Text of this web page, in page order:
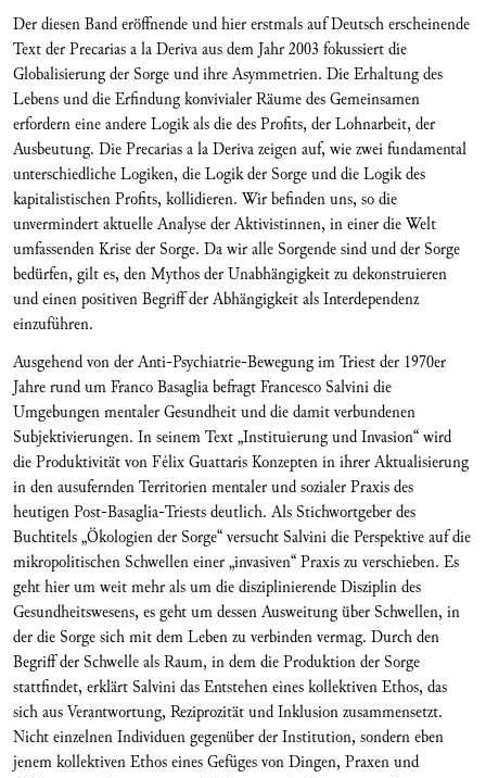
Der diesen Band eröffnende und hier erstmals auf Deutsch erscheinende
Text der Precarias a la Deriva aus dem Jahr 2003 fokussiert die
Globalisierung der Sorge und ihre Asymmetrien. Die Erhaltung des
Lebens und die Erfindung konvivialer Räume des Gemeinsamen
erfordern eine andere Logik als die des Profits, der Lohnarbeit, der
Ausbeutung. Die Precarias a la Deriva zeigen auf, wie zwei fundamental
unterschiedliche Logiken, die Logik der Sorge und die Logik des
kapitalistischen Profits, kollidieren. Wir befinden uns, so die
unvermindert aktuelle Analyse der Aktivistinnen, in ­einer die Welt
umfassenden Krise der Sorge. Da wir alle Sorgende sind und der Sorge
bedürfen, gilt es, den Mythos der Unabhängigkeit zu dekonstruieren
und einen positiven Begriff der Abhängigkeit als Interdependenz
einzuführen.
Ausgehend von der Anti-Psychiatrie-Bewegung im Triest der 1970er
Jahre rund um Franco Basaglia befragt Francesco Salvini die
Umgebungen mentaler Gesundheit und die damit verbundenen
Subjektivierungen. In seinem Text „Instituierung und Invasion“ wird
die Produktivität von Félix Guattaris Konzepten in ihrer Aktualisierung
in den ausufernden Territorien mentaler und sozialer Praxis des
heutigen Post-Basaglia-Triests deutlich. Als Stichwortgeber des
Buchtitels „Ökologien der Sorge“ versucht Salvini die Perspektive auf die
mikro­politischen Schwellen einer „invasiven“ Praxis zu verschieben. Es
geht hier um weit mehr als um die disziplinierende Disziplin des
Gesundheitswesens, es geht um dessen Ausweitung über Schwellen, in
der die Sorge sich mit dem Leben zu verbinden vermag. Durch den
Begriff der Schwelle als Raum, in dem die Produktion der Sorge
stattfindet, erklärt Salvini das Entstehen eines kollektiven Ethos, das
sich aus Verantwortung, Reziprozität und Inklusion zusammensetzt.
Nicht einzelnen Individuen gegenüber der Institution, sondern eben
jenem kollektiven Ethos eines Gefüges von Dingen, Praxen und